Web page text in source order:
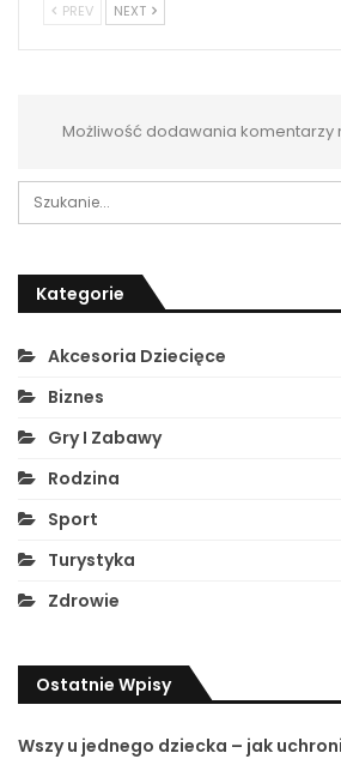
PREV NEXT
Możliwość dodawania komentarzy
Kategorie
Akcesoria Dziecięce
Biznes
Gry I Zabawy
Rodzina
Sport
Turystyka
Zdrowie
Ostatnie Wpisy
Wszy u jednego dziecka – jak